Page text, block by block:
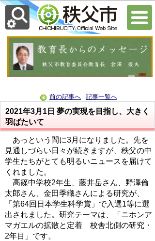
前の記事へ 記事一覧へ
2021年3月1日 夢の実現を目指し、大きく
羽ばたいて
あっという間に3月になりました。先を
見通しづらい日々が続きますが、秩父の中
学生たちがとても明るいニュースを届けて
くれました。
高篠中学校2年生、藤井岳さん、野澤倫
太郎さん、金田季織さんによる研究が、
「第64回日本学生科学賞」で入選1等に選
出されました。研究テーマは、「ニホンア
マガエルの拡散と定着 校舎北側の研究・
2年目」です。